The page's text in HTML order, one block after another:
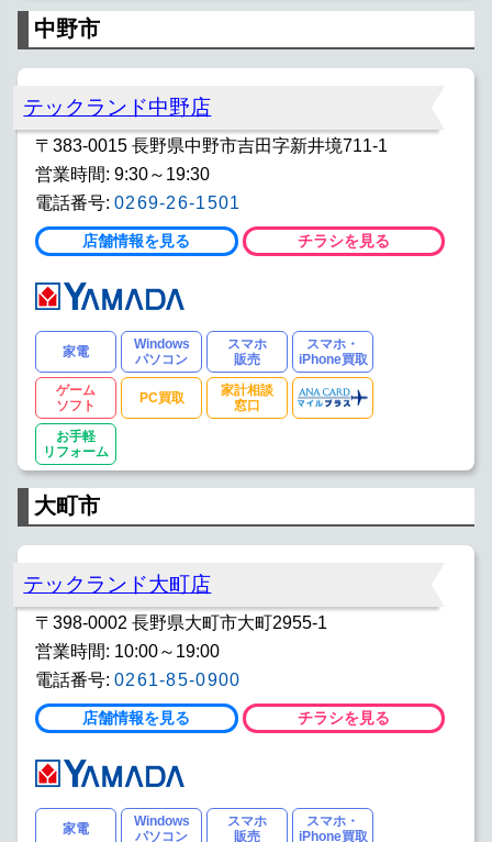
中野市
テックランド中野店
〒383-0015 長野県中野市吉田字新井境711-1
営業時間: 9:30～19:30
電話番号: 0269-26-1501
店舗情報を見る チラシを見る
家電
Windows
パソコン
スマホ
販売
スマホ・
iPhone買取
ゲーム
ソフト
PC買取
家計相談
窓口
お手軽
リフォーム
大町市
テックランド大町店
〒398-0002 長野県大町市大町2955-1
営業時間: 10:00～19:00
電話番号: 0261-85-0900
店舗情報を見る チラシを見る
家電
Windows
パソコン
スマホ
販売
スマホ・
iPhone買取